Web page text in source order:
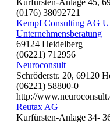
(0176) 38092721
Kempf Consulting AG
Unternehmensberatung
69124 Heidelberg
(06221) 712956
Neuroconsult
Schröderstr. 20, 69120
(06221) 58800-0
http://
Reutax AG
Kurfürsten-Anlage 34-